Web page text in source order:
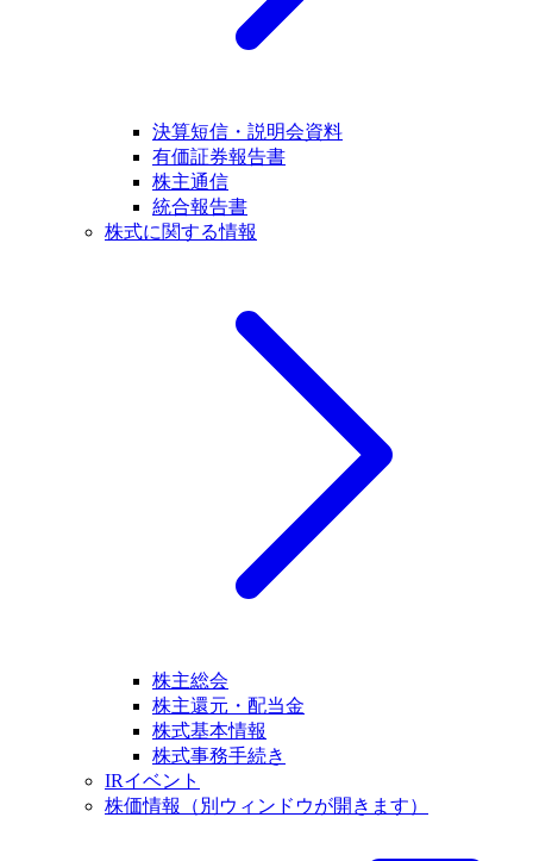
決算短信・説明会資料
有価証券報告書
株主通信
統合報告書
株式に関する情報
株主総会
株主還元・配当金
株式基本情報
株式事務手続き
IRイベント
株価情報
（別ウィンドウが開きます）